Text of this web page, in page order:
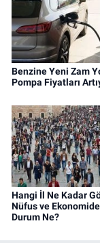
Benzine Yeni Zam
Pompa Fiyatları
Hangi İl Ne Kadar
Nüfus ve
Durum Ne?